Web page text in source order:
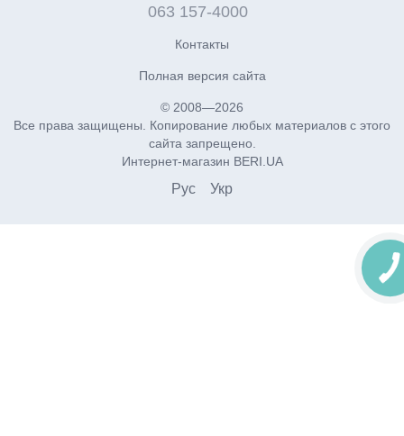
063 157-4000
Контакты
Полная версия сайта
© 2008—2026
Все права защищены. Копирование любых материалов с этого
сайта запрещено.
Интернет-магазин BERI.UA
Рус Укр